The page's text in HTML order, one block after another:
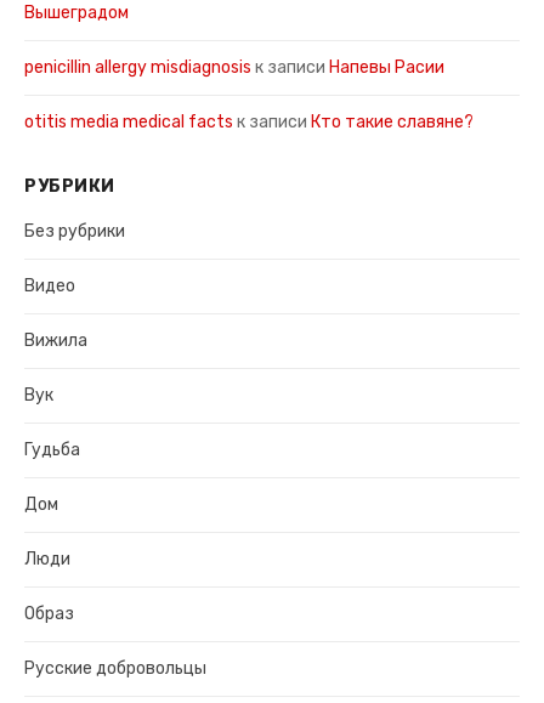
Вышеградом
penicillin allergy misdiagnosis к записи Напевы Расии
otitis media medical facts к записи Кто такие славяне?
РУБРИКИ
Без рубрики
Видео
Вижила
Вук
Гудьба
Дом
Люди
Образ
Русские добровольцы